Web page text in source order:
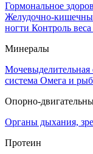
Гормональное
Желудочно-
ногти Контроль веса
Минералы
Мочевыделительная
система Омега и
Опорно-
Органы дыхания,
Протеин